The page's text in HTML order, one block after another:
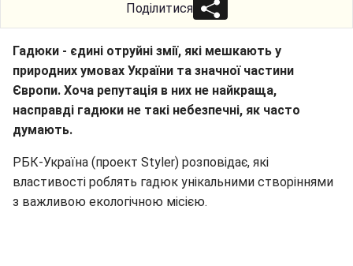
Поділитися
Гадюки - єдині отруйні змії, які мешкають у
природних умовах України та значної частини
Європи. Хоча репутація в них не найкраща,
насправді гадюки не такі небезпечні, як часто
думають.
РБК-Україна (проект Styler) розповідає, які
властивості роблять гадюк унікальними створіннями
з важливою екологічною місією.